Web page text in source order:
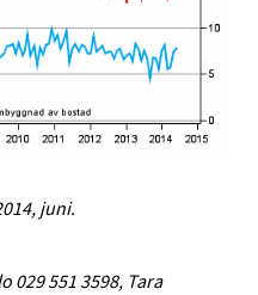
juni.
029 551 3598, Tara